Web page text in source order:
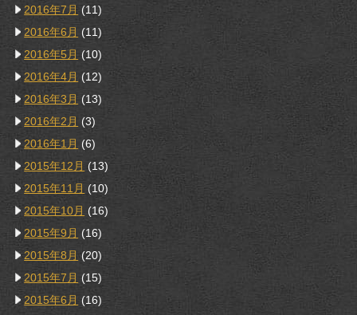
2016年7月 (11)
2016年6月 (11)
2016年5月 (10)
2016年4月 (12)
2016年3月 (13)
2016年2月 (3)
2016年1月 (6)
2015年12月 (13)
2015年11月 (10)
2015年10月 (16)
2015年9月 (16)
2015年8月 (20)
2015年7月 (15)
2015年6月 (16)